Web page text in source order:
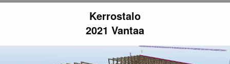
Kerrostalo
2021 Vantaa